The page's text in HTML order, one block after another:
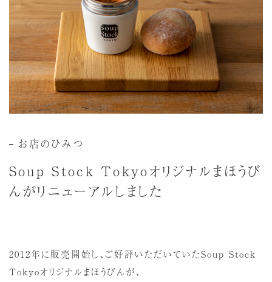
お店のひみつ
Soup Stock Tokyoオリジナルまほうび
んがリニューアルしました
2012年に販売開始し、ご好評いただいていたSoup Stock
Tokyoオリジナルまほうびんが、